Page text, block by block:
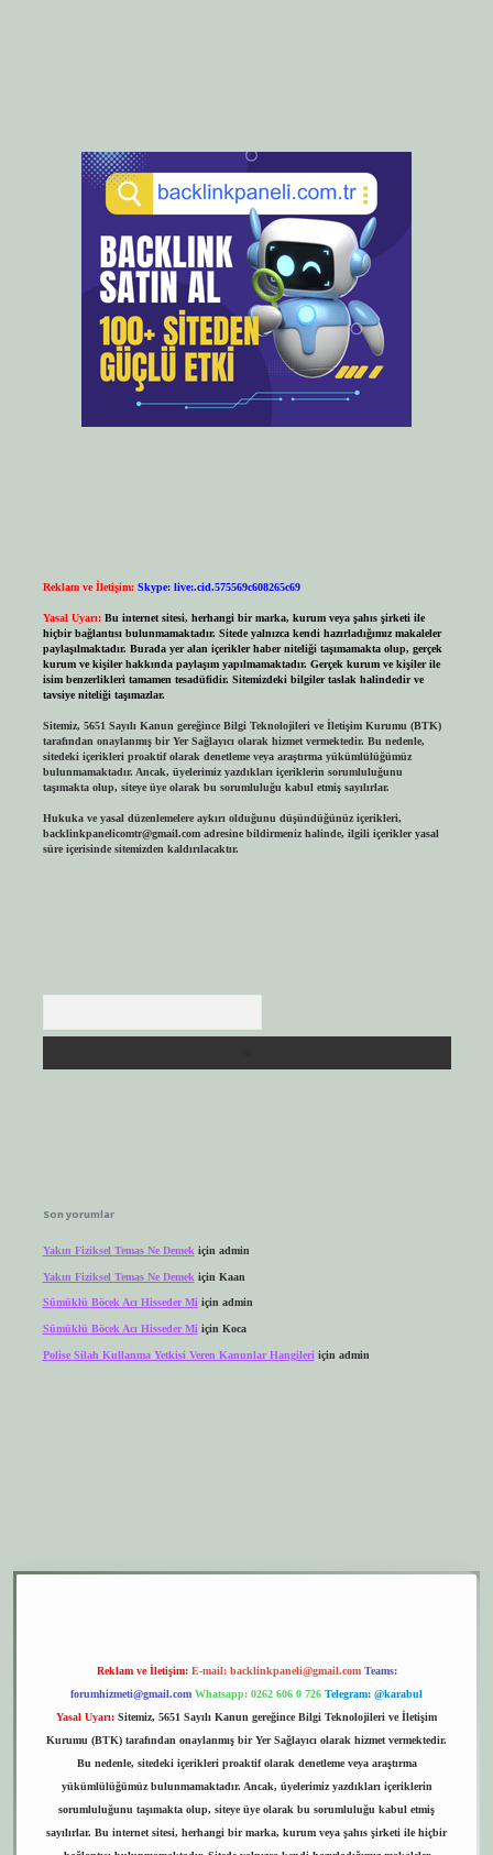
Reklam ve İletişim: Skype: live:.cid.575569c608265c69
Yasal Uyarı: Bu internet sitesi, herhangi bir marka, kurum veya şahıs şirketi ile
hiçbir bağlantısı bulunmamaktadır. Sitede yalnızca kendi hazırladığımız makaleler
paylaşılmaktadır. Burada yer alan içerikler haber niteliği taşımamakta olup, gerçek
kurum ve kişiler hakkında paylaşım yapılmamaktadır. Gerçek kurum ve kişiler ile
isim benzerlikleri tamamen tesadüfidir. Sitemizdeki bilgiler taslak halindedir ve
tavsiye niteliği taşımazlar.
Sitemiz, 5651 Sayılı Kanun gereğince Bilgi Teknolojileri ve İletişim Kurumu (BTK)
tarafından onaylanmış bir Yer Sağlayıcı olarak hizmet vermektedir. Bu nedenle,
sitedeki içerikleri proaktif olarak denetleme veya araştırma yükümlülüğümüz
bulunmamaktadır. Ancak, üyelerimiz yazdıkları içeriklerin sorumluluğunu
taşımakta olup, siteye üye olarak bu sorumluluğu kabul etmiş sayılırlar.
Hukuka ve yasal düzenlemelere aykırı olduğunu düşündüğünüz içerikleri,
backlinkpanelicomtr@gmail.comadresine bildirmeniz halinde, ilgili içerikler yasal
süre içerisinde sitemizden kaldırılacaktır.
Son yorumlar
Yakın Fiziksel Temas Ne Demek için admin
Yakın Fiziksel Temas Ne Demek için Kaan
Sümüklü Böcek Acı Hisseder Miiçin admin
Sümüklü Böcek Acı Hisseder Mi için Koca
Polise Silah Kullanma Yetkisi Veren Kanunlar Hangileri için admin
Reklam ve İletişim: E-mail: backlinkpaneli@gmail.com Teams:
forumhizmeti@gmail.com Whatsapp: 0262 606 0 726 Telegram: @karabul
Yasal Uyarı: Sitemiz, 5651 Sayılı Kanun gereğince Bilgi Teknolojileri ve İletişim
Kurumu (BTK) tarafından onaylanmış bir Yer Sağlayıcı olarak hizmet vermektedir.
Bu nedenle, sitedeki içerikleri proaktif olarak denetleme veya araştırma
yükümlülüğümüz bulunmamaktadır. Ancak, üyelerimiz yazdıkları içeriklerin
sorumluluğunu taşımakta olup, siteye üye olarak bu sorumluluğu kabul etmiş
sayılırlar. Bu internet sitesi, herhangi bir marka, kurum veya şahıs şirketi ile hiçbir